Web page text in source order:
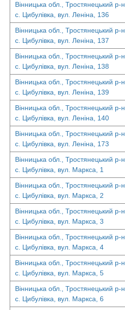
Вінницька обл., Тростянецький р-н,
с. Цибулівка, вул. Леніна, 136
Вінницька обл., Тростянецький р-н,
с. Цибулівка, вул. Леніна, 137
Вінницька обл., Тростянецький р-н,
с. Цибулівка, вул. Леніна, 138
Вінницька обл., Тростянецький р-н,
с. Цибулівка, вул. Леніна, 139
Вінницька обл., Тростянецький р-н,
с. Цибулівка, вул. Леніна, 140
Вінницька обл., Тростянецький р-н,
с. Цибулівка, вул. Леніна, 173
Вінницька обл., Тростянецький р-н,
с. Цибулівка, вул. Маркса, 1
Вінницька обл., Тростянецький р-н,
с. Цибулівка, вул. Маркса, 2
Вінницька обл., Тростянецький р-н,
с. Цибулівка, вул. Маркса, 3
Вінницька обл., Тростянецький р-н,
с. Цибулівка, вул. Маркса, 4
Вінницька обл., Тростянецький р-н,
с. Цибулівка, вул. Маркса, 5
Вінницька обл., Тростянецький р-н,
с. Цибулівка, вул. Маркса, 6